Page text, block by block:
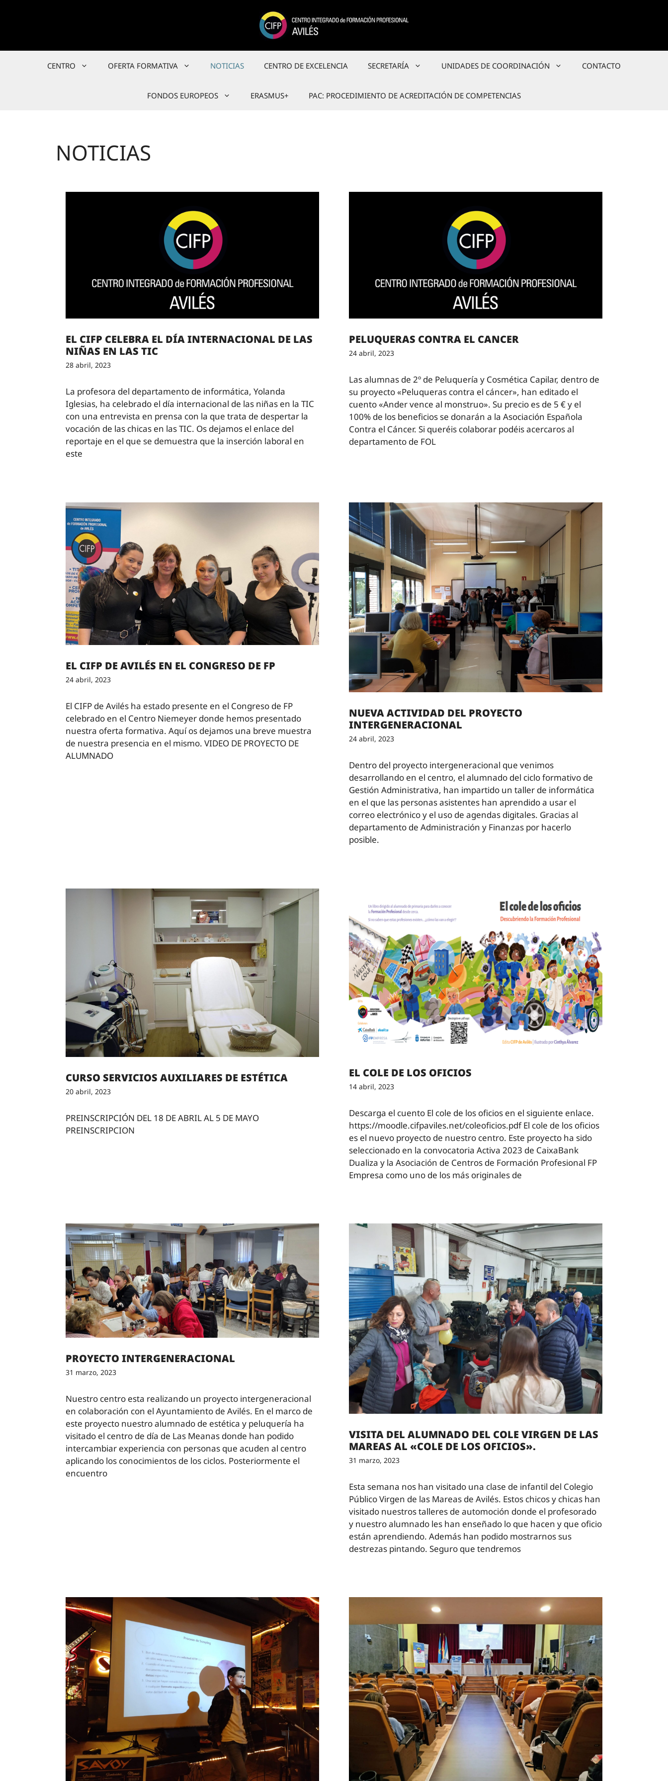
CENTRO OFERTA FORMATIVA NOTICIAS CENTRO DE EXCELENCIA SECRETARÍA UNIDADES DE COORDINACIÓN CONTACTO
FONDOS EUROPEOS ERASMUS+ PAC: PROCEDIMIENTO DE ACREDITACIÓN DE COMPETENCIAS
NOTICIAS
EL CIFP CELEBRA EL DÍA INTERNACIONAL DE LAS
NIÑAS EN LAS TIC
28 abril, 2023
La profesora del departamento de informática, Yolanda
Iglesias, ha celebrado el día internacional de las niñas en la TIC
con una entrevista en prensa con la que trata de despertar la
vocación de las chicas en las TIC. Os dejamos el enlace del
reportaje en el que se demuestra que la inserción laboral en
este
PELUQUERAS CONTRA EL CANCER
24 abril, 2023
Las alumnas de 2º de Peluquería y Cosmética Capilar, dentro de
su proyecto «Peluqueras contra el cáncer», han editado el
cuento «Ander vence al monstruo». Su precio es de 5 € y el
100% de los beneficios se donarán a la Asociación Española
Contra el Cáncer. Si queréis colaborar podéis acercaros al
departamento de FOL
EL CIFP DE AVILÉS EN EL CONGRESO DE FP
24 abril, 2023
El CIFP de Avilés ha estado presente en el Congreso de FP
celebrado en el Centro Niemeyer donde hemos presentado
nuestra oferta formativa. Aquí os dejamos una breve muestra
de nuestra presencia en el mismo. VIDEO DE PROYECTO DE
ALUMNADO
NUEVA ACTIVIDAD DEL PROYECTO
INTERGENERACIONAL
24 abril, 2023
Dentro del proyecto intergeneracional que venimos
desarrollando en el centro, el alumnado del ciclo formativo de
Gestión Administrativa, han impartido un taller de informática
en el que las personas asistentes han aprendido a usar el
correo electrónico y el uso de agendas digitales. Gracias al
departamento de Administración y Finanzas por hacerlo
posible.
CURSO SERVICIOS AUXILIARES DE ESTÉTICA
20 abril, 2023
PREINSCRIPCIÓN DEL 18 DE ABRIL AL 5 DE MAYO
PREINSCRIPCION
EL COLE DE LOS OFICIOS
14 abril, 2023
Descarga el cuento El cole de los oficios en el siguiente enlace.
https://moodle.cifpaviles.net/coleoficios.pdf El cole de los oficios
es el nuevo proyecto de nuestro centro. Este proyecto ha sido
seleccionado en la convocatoria Activa 2023 de CaixaBank
Dualiza y la Asociación de Centros de Formación Profesional FP
Empresa como uno de los más originales de
PROYECTO INTERGENERACIONAL
31 marzo, 2023
Nuestro centro esta realizando un proyecto intergeneracional
en colaboración con el Ayuntamiento de Avilés. En el marco de
este proyecto nuestro alumnado de estética y peluquería ha
visitado el centro de día de Las Meanas donde han podido
intercambiar experiencia con personas que acuden al centro
aplicando los conocimientos de los ciclos. Posteriormente el
encuentro
VISITA DEL ALUMNADO DEL COLE VIRGEN DE LAS
MAREAS AL «COLE DE LOS OFICIOS».
31 marzo, 2023
Esta semana nos han visitado una clase de infantil del Colegio
Público Virgen de las Mareas de Avilés. Estos chicos y chicas han
visitado nuestros talleres de automoción donde el profesorado
y nuestro alumnado les han enseñado lo que hacen y que oficio
están aprendiendo. Además han podido mostrarnos sus
destrezas pintando. Seguro que tendremos